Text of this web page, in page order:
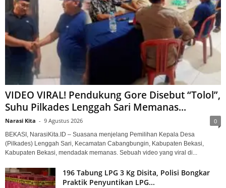
VIDEO VIRAL! Pendukung Gore Disebut “Tolol”,
Suhu Pilkades Lenggah Sari Memanas...
Narasi Kita - 9 Agustus 2026 0
BEKASI, NarasiKita.ID – Suasana menjelang Pemilihan Kepala Desa
(Pilkades) Lenggah Sari, Kecamatan Cabangbungin, Kabupaten Bekasi,
Kabupaten Bekasi, mendadak memanas. Sebuah video yang viral di...
196 Tabung LPG 3 Kg Disita, Polisi Bongkar
Praktik Penyuntikan LPG...